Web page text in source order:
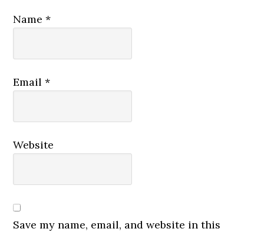
Name*
Email*
Website
Save my name, email, and website in this